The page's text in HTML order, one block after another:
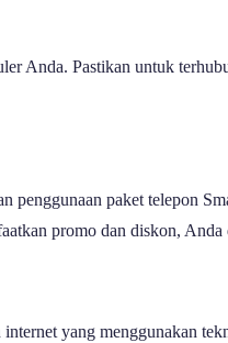
Anda. Pastikan untuk
paket telepon
promo dan diskon,
yang menggunakan